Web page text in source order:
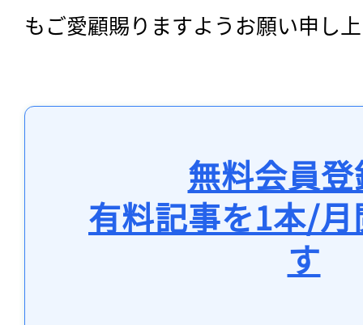
もご愛顧賜りますようお願い申し
無料会員
有料記事を1本/
す